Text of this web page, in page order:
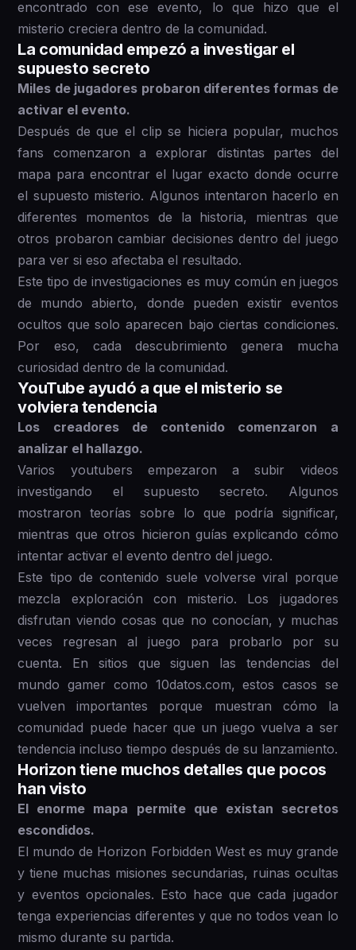
encontrado con ese evento, lo que hizo que el
misterio creciera dentro de la comunidad.
La comunidad empezó a investigar el
supuesto secreto
Miles de jugadores probaron diferentes formas de
activar el evento.
Después de que el clip se hiciera popular, muchos
fans comenzaron a explorar distintas partes del
mapa para encontrar el lugar exacto donde ocurre
el supuesto misterio. Algunos intentaron hacerlo en
diferentes momentos de la historia, mientras que
otros probaron cambiar decisiones dentro del juego
para ver si eso afectaba el resultado.
Este tipo de investigaciones es muy común en juegos
de mundo abierto, donde pueden existir eventos
ocultos que solo aparecen bajo ciertas condiciones.
Por eso, cada descubrimiento genera mucha
curiosidad dentro de la comunidad.
YouTube ayudó a que el misterio se
volviera tendencia
Los creadores de contenido comenzaron a
analizar el hallazgo.
Varios youtubers empezaron a subir videos
investigando el supuesto secreto. Algunos
mostraron teorías sobre lo que podría significar,
mientras que otros hicieron guías explicando cómo
intentar activar el evento dentro del juego.
Este tipo de contenido suele volverse viral porque
mezcla exploración con misterio. Los jugadores
disfrutan viendo cosas que no conocían, y muchas
veces regresan al juego para probarlo por su
cuenta. En sitios que siguen las tendencias del
mundo gamer como 10datos.com, estos casos se
vuelven importantes porque muestran cómo la
comunidad puede hacer que un juego vuelva a ser
tendencia incluso tiempo después de su lanzamiento.
Horizon tiene muchos detalles que pocos
han visto
El enorme mapa permite que existan secretos
escondidos.
El mundo de Horizon Forbidden West es muy grande
y tiene muchas misiones secundarias, ruinas ocultas
y eventos opcionales. Esto hace que cada jugador
tenga experiencias diferentes y que no todos vean lo
mismo durante su partida.